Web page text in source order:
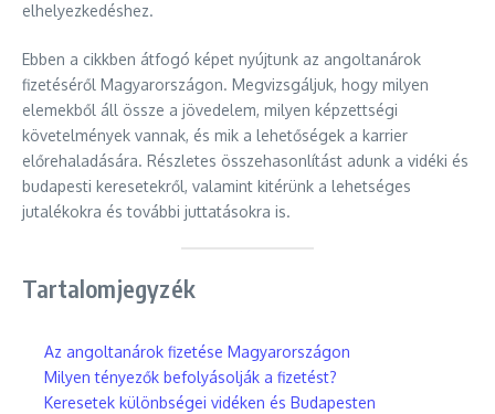
elhelyezkedéshez.
Ebben a cikkben átfogó képet nyújtunk az angoltanárok
fizetéséről Magyarországon. Megvizsgáljuk, hogy milyen
elemekből áll össze a jövedelem, milyen képzettségi
követelmények vannak, és mik a lehetőségek a karrier
előrehaladására. Részletes összehasonlítást adunk a vidéki és
budapesti keresetekről, valamint kitérünk a lehetséges
jutalékokra és további juttatásokra is.
Tartalomjegyzék
Az angoltanárok fizetése Magyarországon
Milyen tényezők befolyásolják a fizetést?
Keresetek különbségei vidéken és Budapesten